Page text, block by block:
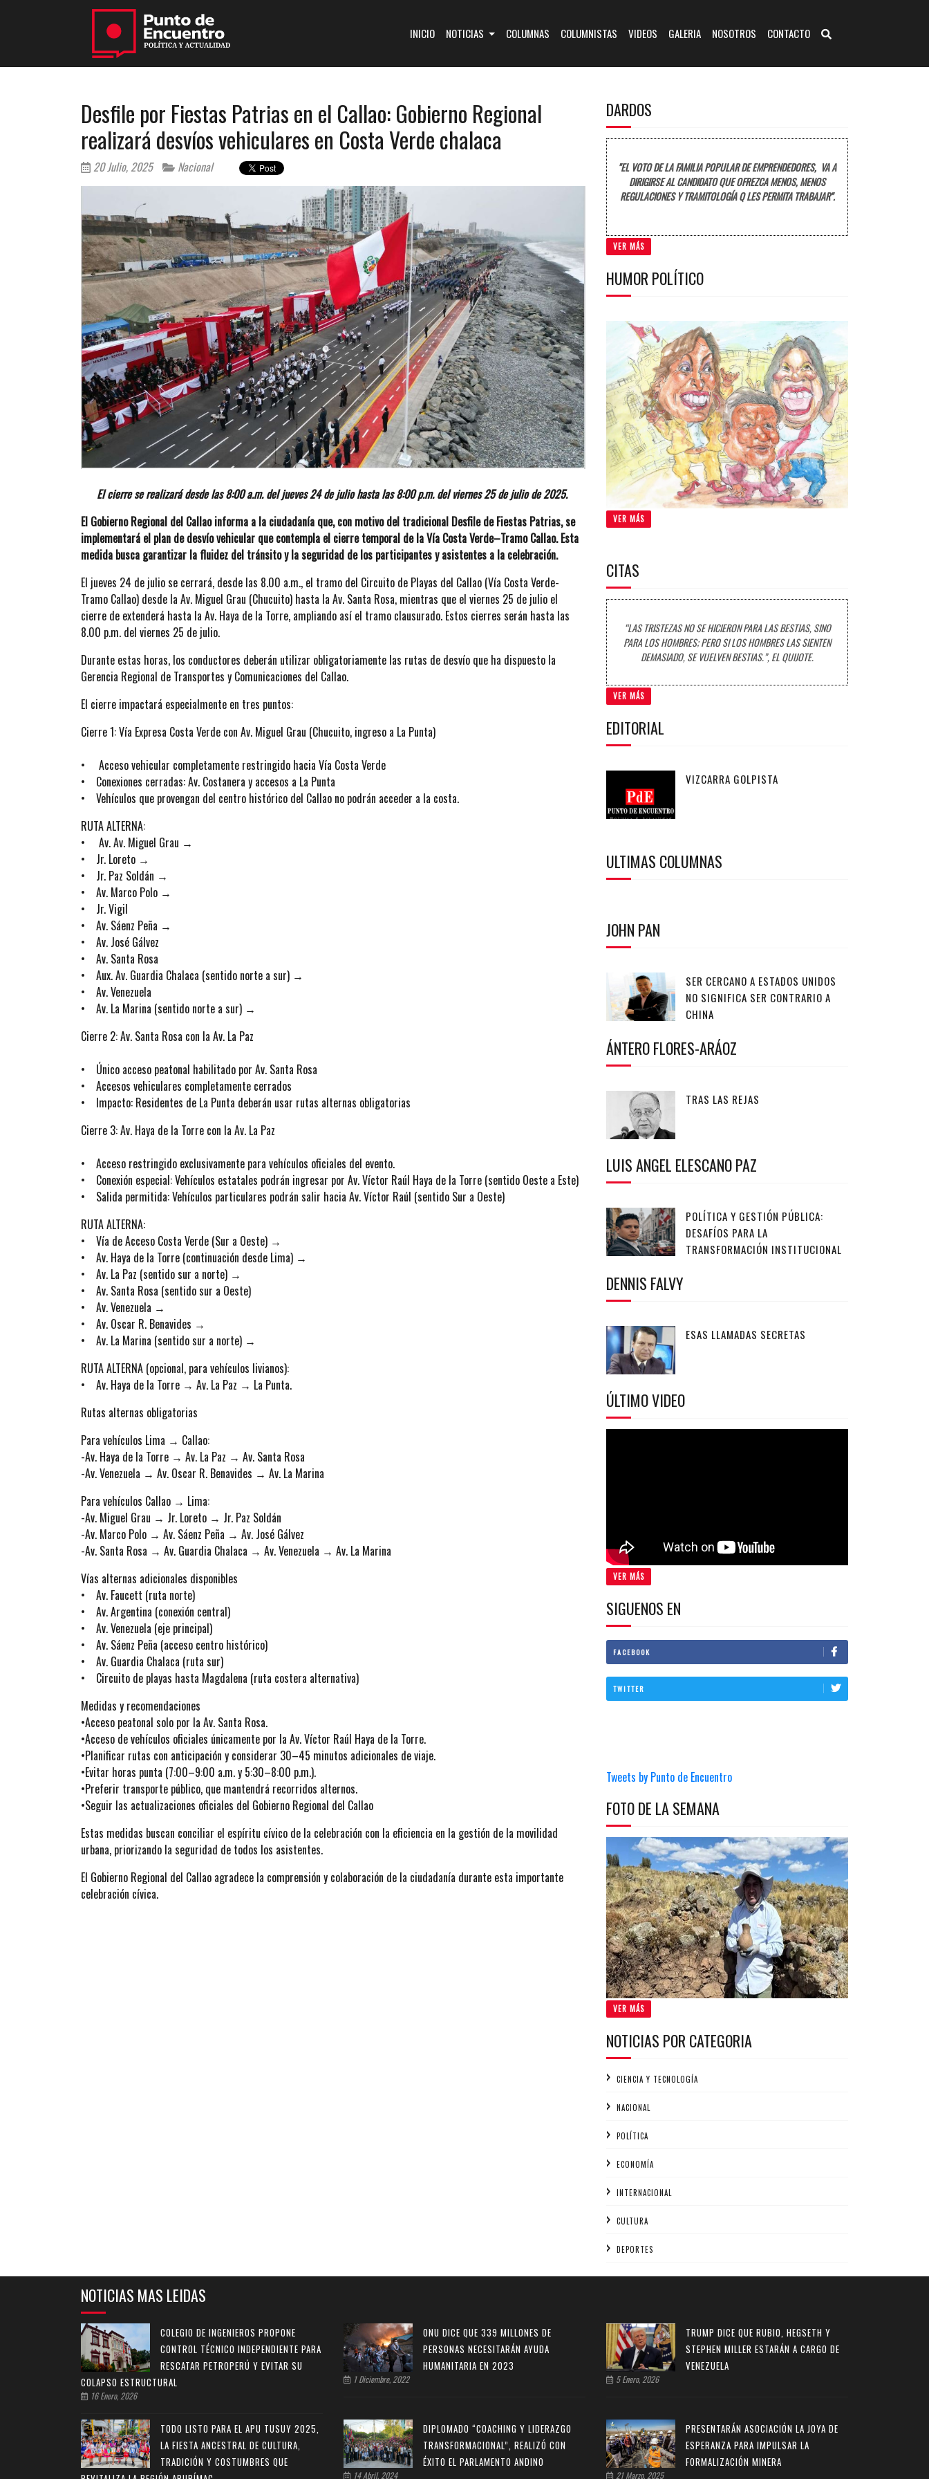
INICIO(CURRENT)
NOTICIAS COLUMNAS COLUMNISTAS VIDEOS GALERIA NOSOTROS CONTACTO
Desfile por Fiestas Patrias en el Callao: Gobierno Regional
realizará desvíos vehiculares en Costa Verde chalaca
20 Julio, 2025 Nacional
El cierre se realizará desde las 8:00 a.m. del jueves 24 de julio hasta las 8:00 p.m. del viernes 25 de julio de 2025.
El Gobierno Regional del Callao informa a la ciudadanía que, con motivo del tradicional Desfile de Fiestas Patrias, se
implementará el plan de desvío vehicular que contempla el cierre temporal de la Vía Costa Verde–Tramo Callao. Esta
medida busca garantizar la fluidez del tránsito y la seguridad de los participantes y asistentes a la celebración.
El jueves 24 de julio se cerrará, desde las 8.00 a.m., el tramo del Circuito de Playas del Callao (Vía Costa Verde-
Tramo Callao) desde la Av. Miguel Grau (Chucuito) hasta la Av. Santa Rosa, mientras que el viernes 25 de julio el
cierre de extenderá hasta la Av. Haya de la Torre, ampliando así el tramo clausurado. Estos cierres serán hasta las
8.00 p.m. del viernes 25 de julio.
Durante estas horas, los conductores deberán utilizar obligatoriamente las rutas de desvío que ha dispuesto la
Gerencia Regional de Transportes y Comunicaciones del Callao.
El cierre impactará especialmente en tres puntos:
Cierre 1: Vía Expresa Costa Verde con Av. Miguel Grau (Chucuito, ingreso a La Punta)
• Acceso vehicular completamente restringido hacia Vía Costa Verde
• Conexiones cerradas: Av. Costanera y accesos a La Punta
• Vehículos que provengan del centro histórico del Callao no podrán acceder a la costa.
RUTA ALTERNA:
• Av. Av. Miguel Grau →
• Jr. Loreto →
• Jr. Paz Soldán →
• Av. Marco Polo →
• Jr. Vigil
• Av. Sáenz Peña →
• Av. José Gálvez
• Av. Santa Rosa
• Aux. Av. Guardia Chalaca (sentido norte a sur) →
• Av. Venezuela
• Av. La Marina (sentido norte a sur) →
Cierre 2: Av. Santa Rosa con la Av. La Paz
• Único acceso peatonal habilitado por Av. Santa Rosa
• Accesos vehiculares completamente cerrados
• Impacto: Residentes de La Punta deberán usar rutas alternas obligatorias
Cierre 3: Av. Haya de la Torre con la Av. La Paz
• Acceso restringido exclusivamente para vehículos oficiales del evento.
• Conexión especial: Vehículos estatales podrán ingresar por Av. Víctor Raúl Haya de la Torre (sentido Oeste a Este)
• Salida permitida: Vehículos particulares podrán salir hacia Av. Víctor Raúl (sentido Sur a Oeste)
RUTA ALTERNA:
• Vía de Acceso Costa Verde (Sur a Oeste) →
• Av. Haya de la Torre (continuación desde Lima) →
• Av. La Paz (sentido sur a norte) →
• Av. Santa Rosa (sentido sur a Oeste)
• Av. Venezuela →
• Av. Oscar R. Benavides →
• Av. La Marina (sentido sur a norte) →
RUTA ALTERNA (opcional, para vehículos livianos):
• Av. Haya de la Torre → Av. La Paz → La Punta.
Rutas alternas obligatorias
Para vehículos Lima → Callao:
-Av. Haya de la Torre → Av. La Paz → Av. Santa Rosa
-Av. Venezuela → Av. Oscar R. Benavides → Av. La Marina
Para vehículos Callao → Lima:
-Av. Miguel Grau → Jr. Loreto → Jr. Paz Soldán
-Av. Marco Polo → Av. Sáenz Peña → Av. José Gálvez
-Av. Santa Rosa → Av. Guardia Chalaca → Av. Venezuela → Av. La Marina
Vías alternas adicionales disponibles
• Av. Faucett (ruta norte)
• Av. Argentina (conexión central)
• Av. Venezuela (eje principal)
• Av. Sáenz Peña (acceso centro histórico)
• Av. Guardia Chalaca (ruta sur)
• Circuito de playas hasta Magdalena (ruta costera alternativa)
Medidas y recomendaciones
•Acceso peatonal solo por la Av. Santa Rosa.
•Acceso de vehículos oficiales únicamente por la Av. Víctor Raúl Haya de la Torre.
•Planificar rutas con anticipación y considerar 30–45 minutos adicionales de viaje.
•Evitar horas punta (7:00–9:00 a.m. y 5:30–8:00 p.m.).
•Preferir transporte público, que mantendrá recorridos alternos.
•Seguir las actualizaciones oficiales del Gobierno Regional del Callao
Estas medidas buscan conciliar el espíritu cívico de la celebración con la eficiencia en la gestión de la movilidad
urbana, priorizando la seguridad de todos los asistentes.
El Gobierno Regional del Callao agradece la comprensión y colaboración de la ciudadanía durante esta importante
celebración cívica.
DARDOS
"EL VOTO DE LA FAMILIA POPULAR DE EMPRENDEDORES, VA A
DIRIGIRSE AL CANDIDATO QUE OFREZCA MENOS, MENOS
REGULACIONES Y TRAMITOLOGÍA Q LES PERMITA TRABAJAR".
VER MÁS
HUMOR POLÍTICO
VER MÁS
CITAS
“LAS TRISTEZAS NO SE HICIERON PARA LAS BESTIAS, SINO
PARA LOS HOMBRES; PERO SI LOS HOMBRES LAS SIENTEN
DEMASIADO, SE VUELVEN BESTIAS.”, EL QUIJOTE.
VER MÁS
EDITORIAL
VIZCARRA GOLPISTA
ULTIMAS COLUMNAS
JOHN PAN
SER CERCANO A ESTADOS UNIDOS
NO SIGNIFICA SER CONTRARIO A
CHINA
ÁNTERO FLORES-ARÁOZ
TRAS LAS REJAS
LUIS ANGEL ELESCANO PAZ
POLÍTICA Y GESTIÓN PÚBLICA:
DESAFÍOS PARA LA
TRANSFORMACIÓN INSTITUCIONAL
DENNIS FALVY
ESAS LLAMADAS SECRETAS
ÚLTIMO VIDEO
VER MÁS
SIGUENOS EN
FACEBOOK
TWITTER
Tweets by Punto de Encuentro
FOTO DE LA SEMANA
VER MÁS
NOTICIAS POR CATEGORIA
CIENCIA Y TECNOLOGÍA
NACIONAL
POLÍTICA
ECONOMÍA
INTERNACIONAL
CULTURA
DEPORTES
NOTICIAS MAS LEIDAS
COLEGIO DE INGENIEROS PROPONE
CONTROL TÉCNICO INDEPENDIENTE PARA
RESCATAR PETROPERÚ Y EVITAR SU
COLAPSO ESTRUCTURAL
16 Enero, 2026
ONU DICE QUE 339 MILLONES DE
PERSONAS NECESITARÁN AYUDA
HUMANITARIA EN 2023
1 Diciembre, 2022
TRUMP DICE QUE RUBIO, HEGSETH Y
STEPHEN MILLER ESTARÁN A CARGO DE
VENEZUELA
5 Enero, 2026
TODO LISTO PARA EL APU TUSUY 2025,
LA FIESTA ANCESTRAL DE CULTURA,
TRADICIÓN Y COSTUMBRES QUE
DIPLOMADO “COACHING Y LIDERAZGO
TRANSFORMACIONAL”, REALIZÓ CON
ÉXITO EL PARLAMENTO ANDINO
14 Abril, 2024
PRESENTARÁN ASOCIACIÓN LA JOYA DE
ESPERANZA PARA IMPULSAR LA
FORMALIZACIÓN MINERA
21 Marzo, 2025